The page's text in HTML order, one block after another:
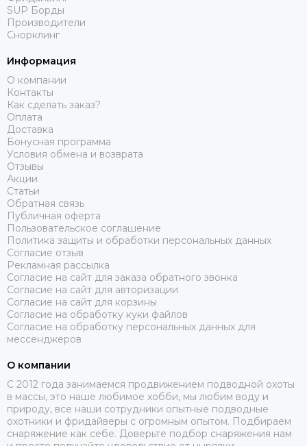
SUP Борды
Производители
Снорклинг
Информация
О компании
Контакты
Как сделать заказ?
Оплата
Доставка
Бонусная программа
Условия обмена и возврата
Отзывы
Акции
Статьи
Обратная связь
Публичная оферта
Пользовательское соглашение
Политика защиты и обработки персональных данных
Согласие отзыв
Рекламная рассылка
Согласие на сайт для заказа обратного звонка
Согласие на сайт для авторизации
Согласие на сайт для корзины
Согласие на обработку куки файлов
Согласие на обработку персональных данных для
мессенджеров
О компании
C 2012 года занимаемся продвижением подводной охоты
в массы, это наше любимое хобби, мы любим воду и
природу, все наши сотрудники опытные подводные
охотники и фридайверы с огромным опытом. Подбираем
снаряжение как себе. Доверьте подбор снаряжения нам